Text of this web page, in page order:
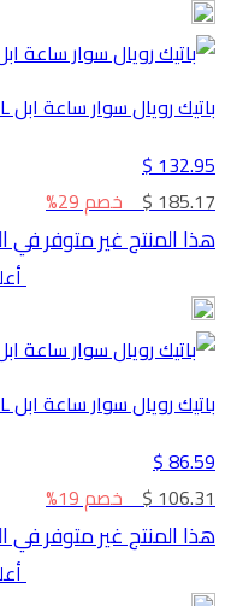
باتيك رويال سوار ساعة ابل MAL الرياضية الفاخره
132.95 $
185.17 $ خصم 29%
هذا المنتج غير متوفر في
باتيك رويال سوار ساعة ابل MAL الفاخره
86.59 $
106.31 $ خصم 19%
هذا المنتج غير متوفر في